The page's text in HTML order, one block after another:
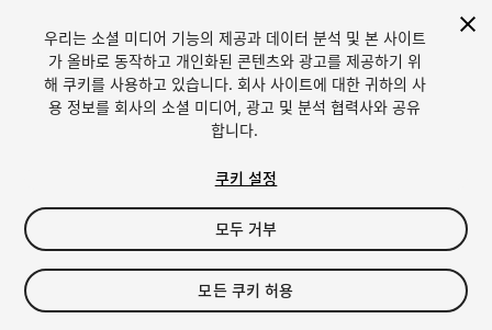
1/9
$30
Seat
우리는 소셜 미디어 기능의 제공과 데이터 분석 및 본 사이트
가 올바로 동작하고 개인화된 콘텐츠와 광고를 제공하기 위
해 쿠키를 사용하고 있습니다. 회사 사이트에 대한 귀하의 사
용 정보를 회사의 소셜 미디어, 광고 및 분석 협력사와 공유
합니다.
쿠키 설정
모두 거부
모든 쿠키 허용